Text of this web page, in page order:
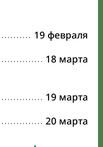
19 февраля
18 марта
19 марта
20 марта